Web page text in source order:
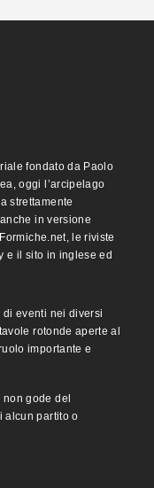
fondato da Paolo
oggi l’arcipelago
strettamente
in versione
le riviste
e il sito in inglese ed
di eventi nei diversi
rotonde aperte al
importante e
non gode del
alcun partito o